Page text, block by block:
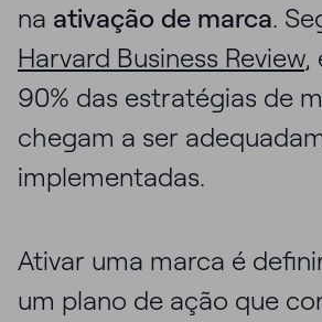
na ativação de marca.
Harvard Business Review,
90% das estratégias de
chegam a ser
implementadas.
Ativar uma marca é
um plano de ação que